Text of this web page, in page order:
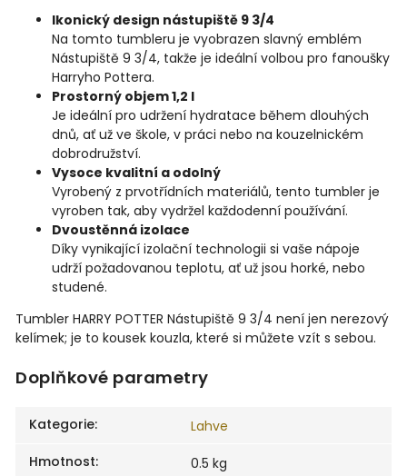
Ikonický design nástupiště 9 3/4
Na tomto tumbleru je vyobrazen slavný emblém
Nástupiště 9 3/4, takže je ideální volbou pro fanoušky
Harryho Pottera.
Prostorný objem 1,2 l
Je ideální pro udržení hydratace během dlouhých
dnů, ať už ve škole, v práci nebo na kouzelnickém
dobrodružství.
Vysoce kvalitní a odolný
Vyrobený z prvotřídních materiálů, tento tumbler je
vyroben tak, aby vydržel každodenní používání.
Dvoustěnná izolace
Díky vynikající izolační technologii si vaše nápoje
udrží požadovanou teplotu, ať už jsou horké, nebo
studené.
Tumbler HARRY POTTER Nástupiště 9 3/4 není jen nerezový
kelímek; je to kousek kouzla, které si můžete vzít s sebou.
Doplňkové parametry
Kategorie:
Lahve
Hmotnost: 0.5 kg